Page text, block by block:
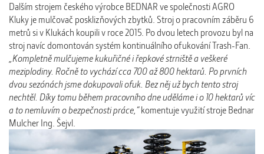
Dalším strojem českého výrobce BEDNAR ve společnosti AGRO
Kluky je mulčovač posklizňových zbytků. Stroj o pracovním záběru 6
metrů si v Klukách koupili v roce 2015. Po dvou letech provozu byl na
stroj navíc domontován systém kontinuálního ofukování Trash-Fan.
„Kompletně mulčujeme kukuřičné i řepkové strniště a veškeré
meziplodiny. Ročně to vychází cca 700 až 800 hektarů. Po prvních
dvou sezónách jsme dokupovali ofuk. Bez něj už bych tento stroj
nechtěl. Díky tomu během pracovního dne uděláme i o 10 hektarů víc
a to nemluvím o bezpečnosti práce,“komentuje využití stroje Bednar
Mulcher Ing. Šejvl.